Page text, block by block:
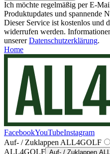
Ich möchte regelmäßig per E-
Produktupdates und spannende
Dieser Service ist kostenlos und
widerrufen werden.
unsererDatenschutzerklärung.
Home
FacebookYouTubeInstagram
Auf- / Zuklappen ALL4GOLF
ALL4GOLF Auf- / Zuklappen